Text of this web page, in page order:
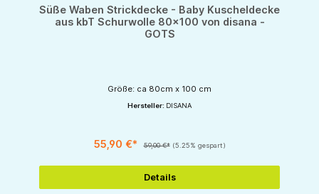
Süße Waben Strickdecke - Baby Kuscheldecke
aus kbT Schurwolle 80x100 von disana -
GOTS
Größe: ca 80cm x 100 cm
Hersteller: DISANA
55,90 €* 59,00 €* (5.25% gespart)
Details